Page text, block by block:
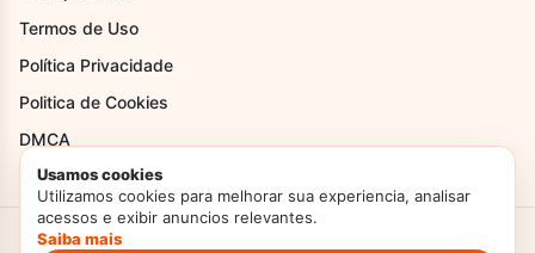
Termos de Uso
Política Privacidade
Politica de Cookies
DMCA
Criado com Amor
Usamos cookies
Utilizamos cookies para melhorar sua experiencia, analisar
acessos e exibir anuncios relevantes.
Saiba mais